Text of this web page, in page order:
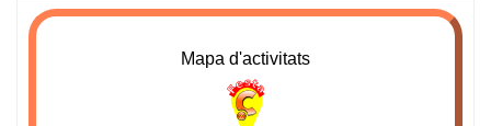
Mapa d'activitats